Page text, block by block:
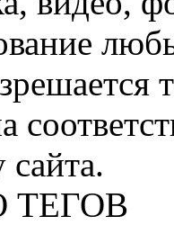
сайта.
ТЕГОВ